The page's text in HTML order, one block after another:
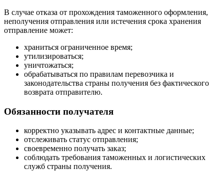
В случае отказа от прохождения таможенного оформления,
неполучения отправления или истечения срока хранения
отправление может:
храниться ограниченное время;
утилизироваться;
уничтожаться;
обрабатываться по правилам перевозчика и
законодательства страны получения без фактического
возврата отправителю.
Обязанности получателя
корректно указывать адрес и контактные данные;
отслеживать статус отправления;
своевременно получать заказ;
соблюдать требования таможенных и логистических
служб страны получения.